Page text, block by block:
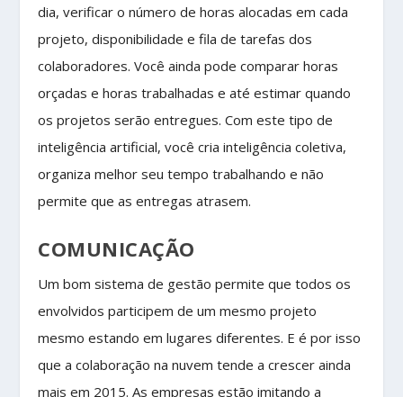
dia, verificar o número de horas alocadas em cada
projeto, disponibilidade e fila de tarefas dos
colaboradores. Você ainda pode comparar horas
orçadas e horas trabalhadas e até estimar quando
os projetos serão entregues. Com este tipo de
inteligência artificial, você cria inteligência coletiva,
organiza melhor seu tempo trabalhando e não
permite que as entregas atrasem.
COMUNICAÇÃO
Um bom sistema de gestão permite que todos os
envolvidos participem de um mesmo projeto
mesmo estando em lugares diferentes. E é por isso
que a colaboração na nuvem tende a crescer ainda
mais em 2015. As empresas estão imitando a